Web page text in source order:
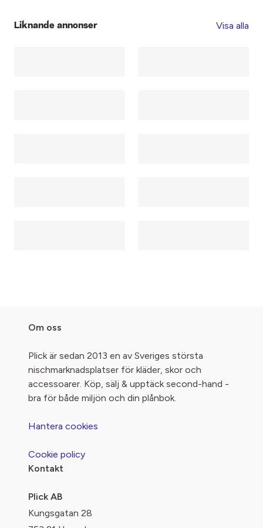
Liknande annonser Visa alla
Om oss
Plick är sedan 2013 en av Sveriges största
nischmarknadsplatser för kläder, skor och
accessoarer. Köp, sälj & upptäck second-hand -
bra för både miljön och din plånbok.
Hantera cookies
Cookie policy
Kontakt
Plick AB
Kungsgatan 28